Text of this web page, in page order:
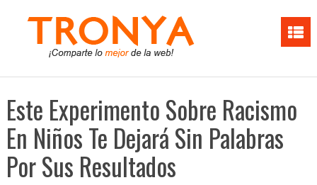
Este Experimento Sobre Racismo
En Niños Te Dejará Sin Palabras
Por Sus Resultados